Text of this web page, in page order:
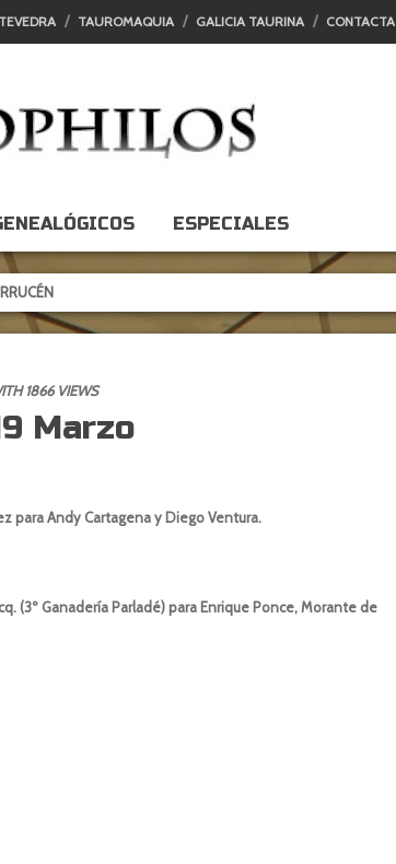
TAUROMAQUIA GALICIA TAURINA CONTACTA
ESPECIALES
1866 VIEWS
Marzo
para Andy Cartagena y Diego Ventura.
(3º Ganadería Parladé) para Enrique Ponce, Morante de